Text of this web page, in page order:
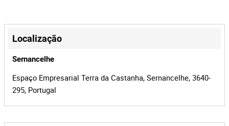
Notas Informativas
- Acresce IVA.
Entidade OSP, LDA
Id do leilão
Id do lote
+
−
Localização
Sernancelhe
Espaço Empresarial Terra da Castanha, Sernancelhe, 3640-
295, Portugal